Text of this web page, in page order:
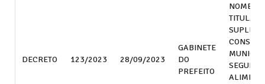
DECRETO 123/2023 28/09/2023
GABINETE
DO
PREFEITO
NOMEIA